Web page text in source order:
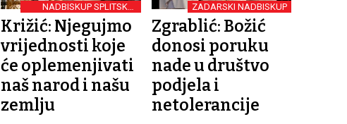
NADBISKUP SPLITSKO-
MAKARSKI
Križić: Njegujmo
vrijednosti koje
će oplemenjivati
naš narod i našu
zemlju
ZADARSKI NADBISKUP
Zgrablić: Božić
donosi poruku
nade u društvo
podjela i
netolerancije